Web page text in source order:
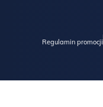
Regulamin promocji